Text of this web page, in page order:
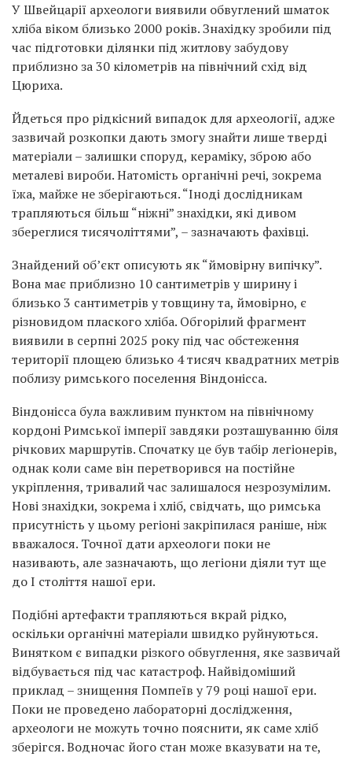
У Швейцарії археологи виявили обвуглений шматок
хліба віком близько 2000 років. Знахідку зробили під
час підготовки ділянки під житлову забудову
приблизно за 30 кілометрів на північний схід від
Цюриха.
Йдеться про рідкісний випадок для археології, адже
зазвичай розкопки дають змогу знайти лише тверді
матеріали – залишки споруд, кераміку, зброю або
металеві вироби. Натомість органічні речі, зокрема
їжа, майже не зберігаються. “Іноді дослідникам
трапляються більш “ніжні” знахідки, які дивом
збереглися тисячоліттями”, – зазначають фахівці.
Знайдений об’єкт описують як “ймовірну випічку”.
Вона має приблизно 10 сантиметрів у ширину і
близько 3 сантиметрів у товщину та, ймовірно, є
різновидом плаского хліба. Обгорілий фрагмент
виявили в серпні 2025 року під час обстеження
території площею близько 4 тисяч квадратних метрів
поблизу римського поселення Віндонісса.
Віндонісса була важливим пунктом на північному
кордоні Римської імперії завдяки розташуванню біля
річкових маршрутів. Спочатку це був табір легіонерів,
однак коли саме він перетворився на постійне
укріплення, тривалий час залишалося незрозумілим.
Нові знахідки, зокрема і хліб, свідчать, що римська
присутність у цьому регіоні закріпилася раніше, ніж
вважалося. Точної дати археологи поки не
називають, але зазначають, що легіони діяли тут ще
до I століття нашої ери.
Подібні артефакти трапляються вкрай рідко,
оскільки органічні матеріали швидко руйнуються.
Винятком є випадки різкого обвуглення, яке зазвичай
відбувається під час катастроф. Найвідоміший
приклад – знищення Помпеїв у 79 році нашої ери.
Поки не проведено лабораторні дослідження,
археологи не можуть точно пояснити, як саме хліб
зберігся. Водночас його стан може вказувати на те,